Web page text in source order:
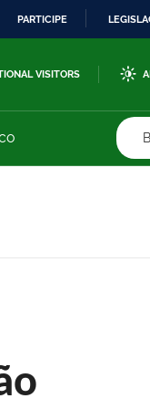
PARTICIPE
VISITORS